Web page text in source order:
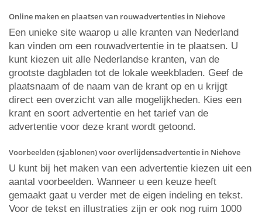
Online maken en plaatsen van rouwadvertenties in Niehove
Een unieke site waarop u alle kranten van Nederland
kan vinden om een rouwadvertentie in te plaatsen. U
kunt kiezen uit alle Nederlandse kranten, van de
grootste dagbladen tot de lokale weekbladen. Geef de
plaatsnaam of de naam van de krant op en u krijgt
direct een overzicht van alle mogelijkheden. Kies een
krant en soort advertentie en het tarief van de
advertentie voor deze krant wordt getoond.
Voorbeelden (sjablonen) voor overlijdensadvertentie in Niehove
U kunt bij het maken van een advertentie kiezen uit een
aantal voorbeelden. Wanneer u een keuze heeft
gemaakt gaat u verder met de eigen indeling en tekst.
Voor de tekst en illustraties zijn er ook nog ruim 1000